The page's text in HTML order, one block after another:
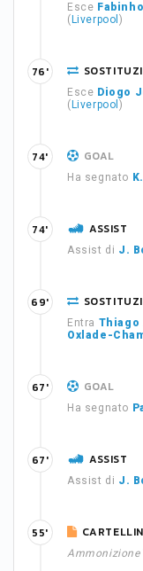
Esce Fabinho
( Liverpool)
Esce Diogo
( Liverpool)
76'
GOAL
Ha segnato
74'
ASSIST
Assist di J.
74'
Entra Thiago
Oxlade-
69'
GOAL
Ha segnato
67'
ASSIST
Assist di J.
67'
Ammonizione
55'